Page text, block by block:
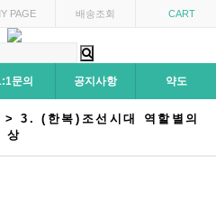
PAGE 배송조회 CART
문의 공지사항 약도
3. (한복)조선시대 역할별의
상